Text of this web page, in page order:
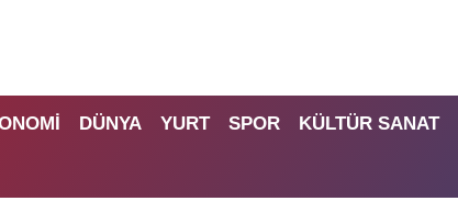
DÜNYA YURT SPOR KÜLTÜR SANAT